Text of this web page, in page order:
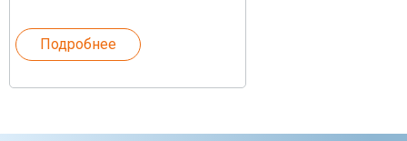
Подробнее